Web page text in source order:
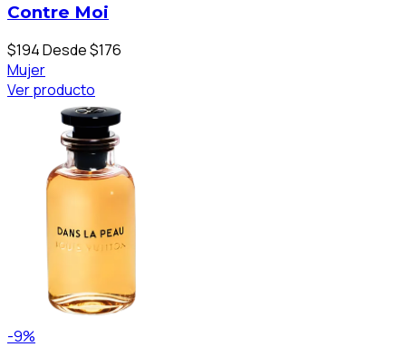
Contre Moi
$194Desde $176
Mujer
Ver producto
-9%